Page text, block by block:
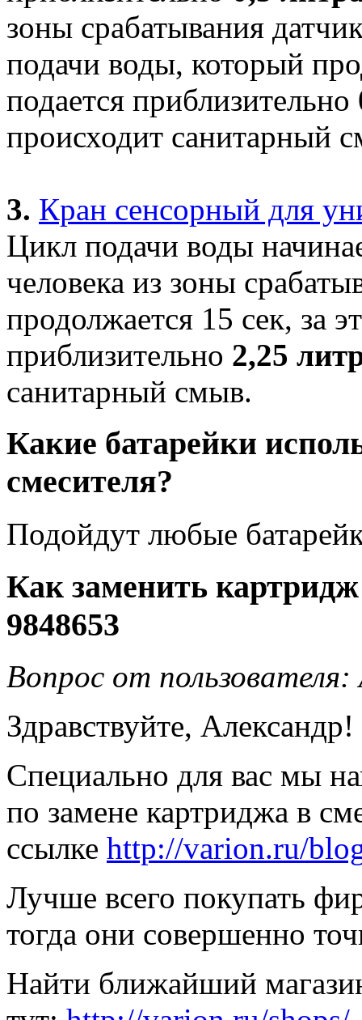
зоны срабатывания
подачи воды, который
подается приблизительно
происходит санитарный
3. Кран сенсорный для
Цикл подачи воды
человека из зоны
продолжается 15 сек, за
приблизительно 2,25
санитарный смыв.
Какие батарейки
смесителя?
Подойдут любые
Как заменить
9848653
Вопрос от пользователя:
Здравствуйте, Александр!
Специально для вас мы
по замене картриджа в
ссылке http://varion.ru/
Лучше всего покупать
тогда они совершенно
Найти ближайший